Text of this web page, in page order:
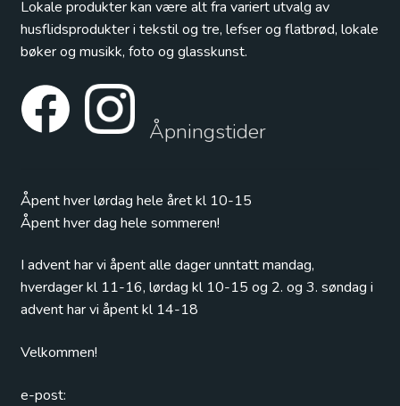
Lokale produkter kan være alt fra variert utvalg av
husflidsprodukter i tekstil og tre, lefser og flatbrød, lokale
bøker og musikk, foto og glasskunst.
Åpningstider
Åpent hver lørdag hele året kl 10-15
Åpent hver dag hele sommeren!
I advent har vi åpent alle dager unntatt mandag,
hverdager kl 11-16, lørdag kl 10-15 og 2. og 3. søndag i
advent har vi åpent kl 14-18
Velkommen!
e-post: